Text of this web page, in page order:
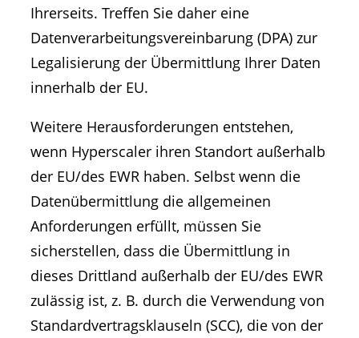
Ihrerseits. Treffen Sie daher eine
Datenverarbeitungsvereinbarung (DPA) zur
Legalisierung der Übermittlung Ihrer Daten
innerhalb der EU.
Weitere Herausforderungen entstehen,
wenn Hyperscaler ihren Standort außerhalb
der EU/des EWR haben. Selbst wenn die
Datenübermittlung die allgemeinen
Anforderungen erfüllt, müssen Sie
sicherstellen, dass die Übermittlung in
dieses Drittland außerhalb der EU/des EWR
zulässig ist, z. B. durch die Verwendung von
Standardvertragsklauseln (SCC), die von der